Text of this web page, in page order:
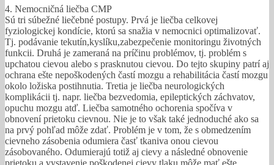
4. Nemocničná liečba CMP
Sú tri súbežné liečebné postupy. Prvá je liečba celkovej
fyziologickej kondície, ktorú sa snažia v nemocnici optimalizovať.
Tj. podávanie tekutín,kyslíku,zabezpečenie monitoringu životných
funkcii. Druhá je zameraná na príčinu problémov, tj. problém s
upchatou cievou alebo s prasknutou cievou. Do tejto skupiny patrí aj
ochrana ešte nepoškodených častí mozgu a rehabilitácia častí mozgu
okolo ložiska postihnutia. Tretia je liečba neurologických
komplikácii tj. napr. liečba bezvedomia, epileptických záchvatov,
opuchu mozgu atď. Liečba samotného ochorenia spočíva v
obnovení prietoku cievnou. Nie je to však také jednoduché ako sa
na prvý pohľad môže zdať. Problém je v tom, že s obmedzením
cievneho zásobenia odumiera časť tkaniva onou cievou
zásobovaného. Odumierajú totiž aj cievy a následné obnovenie
prietoku a vystavenie poškodenej cievy tlaku môže mať ešte